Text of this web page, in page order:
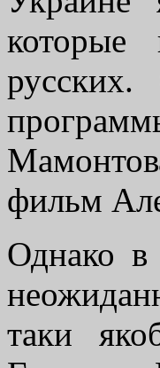
фильм
Однако в
таки